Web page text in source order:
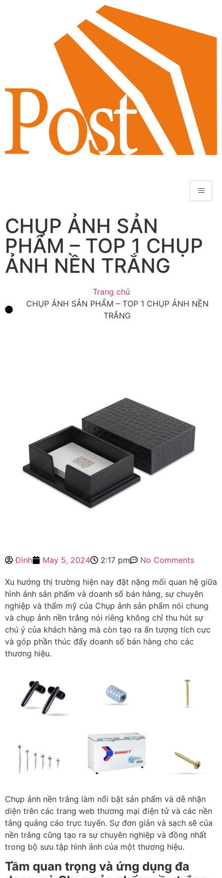
CHỤP ẢNH SẢN
PHẨM – TOP 1 CHỤP
ẢNH NỀN TRẮNG
Trang chủ
CHỤP ẢNH SẢN PHẨM – TOP 1 CHỤP ẢNH NỀN
TRẮNG
Đình May 5, 2024 2:17 pm No Comments
Xu hướng thị trường hiện nay đặt nặng mối quan hệ giữa
hình ảnh sản phẩm và doanh số bán hàng, sự chuyên
nghiệp và thẩm mỹ của Chụp ảnh sản phẩm nói chung
và chụp ảnh nền trắng nói riêng không chỉ thu hút sự
chú ý của khách hàng mà còn tạo ra ấn tượng tích cực
và góp phần thúc đẩy doanh số bán hàng cho các
thương hiệu.
Chụp ảnh nền trắng làm nổi bật sản phẩm và dễ nhận
diện trên các trang web thương mại điện tử và các nền
tảng quảng cáo trực tuyến. Sự đơn giản và sạch sẽ của
nền trắng cũng tạo ra sự chuyên nghiệp và đồng nhất
trong bộ sưu tập hình ảnh của một thương hiệu.
Tầm quan trọng và ứng dụng đa